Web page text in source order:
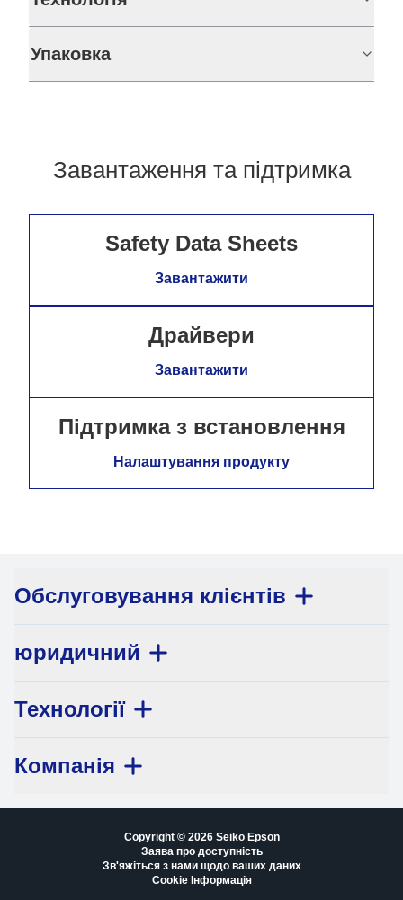
Упаковка
Завантаження та підтримка
Safety Data Sheets
Завантажити
Драйвери
Завантажити
Підтримка з встановлення
Налаштування продукту
Обслуговування клієнтів
юридичний
Технології
Компанія
Copyright © 2026 Seiko Epson
Заява про доступність
Зв'яжіться з нами щодо ваших даних
Cookie Інформація